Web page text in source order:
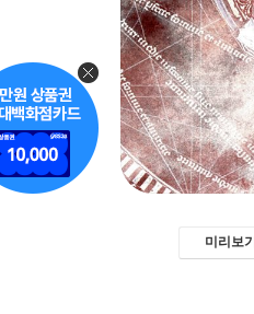
미리보